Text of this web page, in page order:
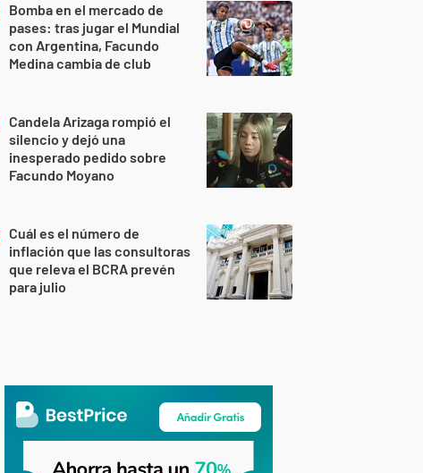
Bomba en el mercado de
pases: tras jugar el Mundial
con Argentina, Facundo
Medina cambia de club
Candela Arizaga rompió el
silencio y dejó una
inesperado pedido sobre
Facundo Moyano
Cuál es el número de
inflación que las consultoras
que releva el BCRA prevén
para julio